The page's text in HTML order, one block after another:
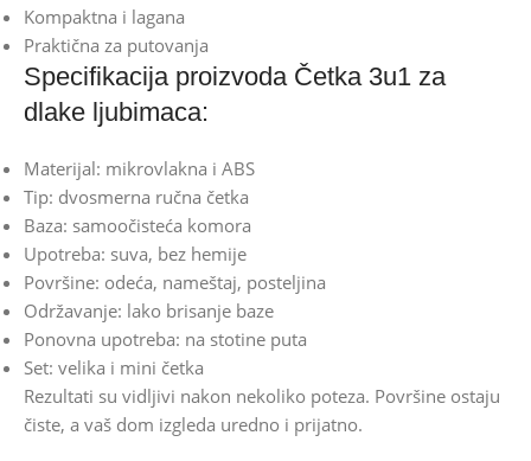
Kompaktna i lagana
Praktična za putovanja
Specifikacija proizvoda Četka 3u1 za
dlake ljubimaca:
Materijal: mikrovlakna i ABS
Tip: dvosmerna ručna četka
Baza: samoočisteća komora
Upotreba: suva, bez hemije
Površine: odeća, nameštaj, posteljina
Održavanje: lako brisanje baze
Ponovna upotreba: na stotine puta
Set: velika i mini četka
Rezultati su vidljivi nakon nekoliko poteza. Površine ostaju
čiste, a vaš dom izgleda uredno i prijatno.